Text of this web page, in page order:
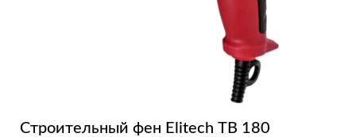
Строительный фен Elitech ТВ 180